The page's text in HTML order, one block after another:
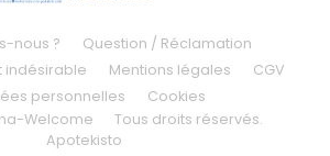
nous ?
Question / Réclamation
indésirable
Mentions légales
CGV
personnelles
Cookies
Welcome
Tous droits réservés.
Apotekisto